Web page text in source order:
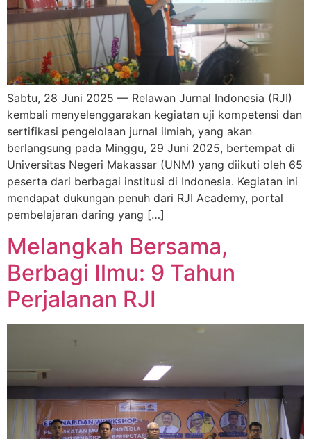
Sabtu, 28 Juni 2025 — Relawan Jurnal Indonesia (RJI)
kembali menyelenggarakan kegiatan uji kompetensi dan
sertifikasi pengelolaan jurnal ilmiah, yang akan
berlangsung pada Minggu, 29 Juni 2025, bertempat di
Universitas Negeri Makassar (UNM) yang diikuti oleh 65
peserta dari berbagai institusi di Indonesia. Kegiatan ini
mendapat dukungan penuh dari RJI Academy, portal
pembelajaran daring yang […]
Melangkah Bersama,
Berbagi Ilmu: 9 Tahun
Perjalanan RJI